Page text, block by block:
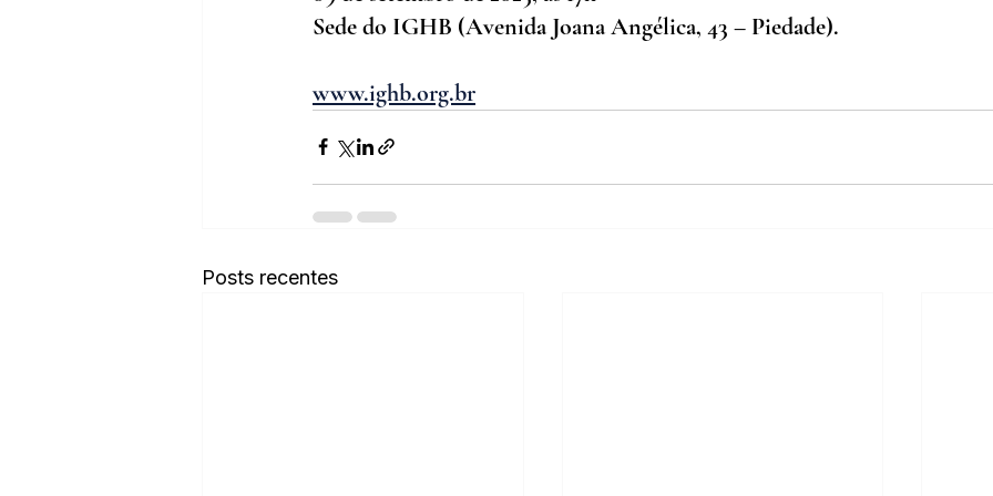
Sede do IGHB (Avenida Joana Angélica, 43 – Piedade).
www.ighb.org.br
Posts recentes